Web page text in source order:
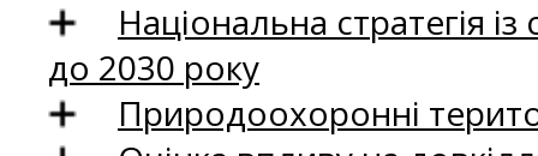
Національна стратегія
до 2030 року
Природоохоронні